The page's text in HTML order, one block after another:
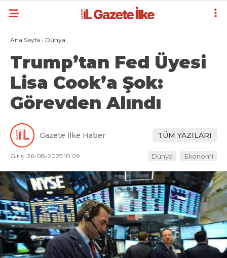
Ana Sayfa › Dünya
Trump’tan Fed Üyesi
Lisa Cook’a Şok:
Görevden Alındı
Gazete İlke Haber TÜM YAZILARI
Giriş: 26-08-2025 10:09 Dünya Ekonomi